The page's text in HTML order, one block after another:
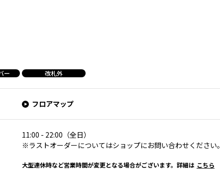
ー 改札外
フロアマップ
11:00 - 22:00（全日）
※ラストオーダーについてはショップにお問い合わせください。
大型連休時など営業時間が変更となる場合がございます。詳細は こちら